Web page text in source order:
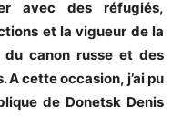
avec des réfugiés,
et la vigueur de la
canon russe et des
A cette occasion, j’ai pu
de Donetsk Denis